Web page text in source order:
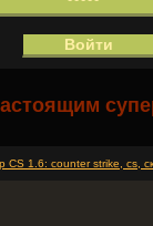
СS 1.6: counter strike, cs,